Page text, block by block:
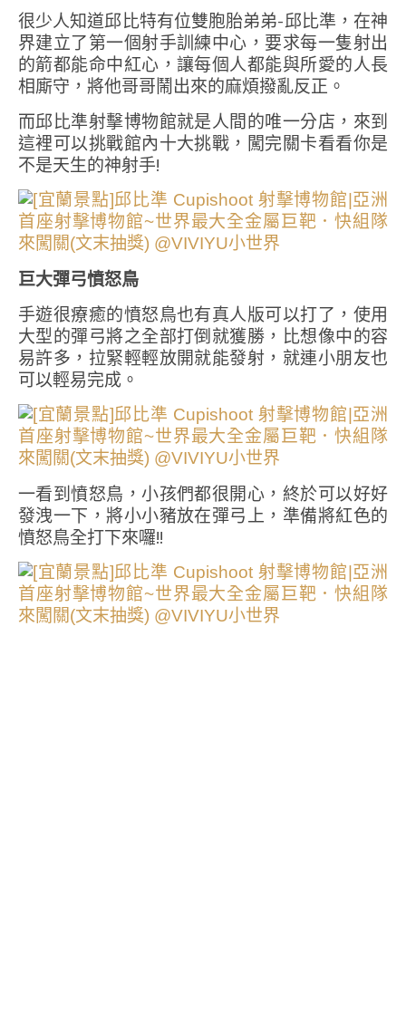
很少人知道邱比特有位雙胞胎弟弟-邱比準，在神
界建立了第一個射手訓練中心，要求每一隻射出
的箭都能命中紅心，讓每個人都能與所愛的人長
相廝守，將他哥哥鬧出來的麻煩撥亂反正。
而邱比準射擊博物館就是人間的唯一分店，來到
這裡可以挑戰館內十大挑戰，闖完關卡看看你是
不是天生的神射手!
巨大彈弓憤怒鳥
手遊很療癒的憤怒鳥也有真人版可以打了，使用
大型的彈弓將之全部打倒就獲勝，比想像中的容
易許多，拉緊輕輕放開就能發射，就連小朋友也
可以輕易完成。
一看到憤怒鳥，小孩們都很開心，終於可以好好
發洩一下，將小小豬放在彈弓上，準備將紅色的
憤怒鳥全打下來囉!!